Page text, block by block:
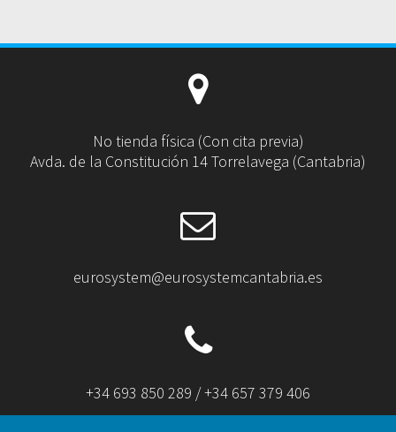
No tienda física (Con cita previa)
Avda. de la Constitución 14 Torrelavega (Cantabria)
eurosystem@eurosystemcantabria.es
+34 693 850 289 / +34 657 379 406